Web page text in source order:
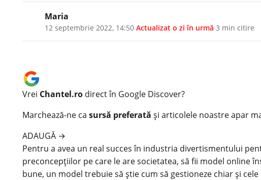
Maria
12 septembrie 2022, 14:50 Actualizat o zi în urmă 3 min citire
Vrei Chantel.ro direct în Google Discover?
Marchează-ne ca sursă preferată și articolele noastre apar
ADAUGĂ →
Pentru a avea un real succes în industria divertismentului
preconcepțiilor pe care le are societatea, să fii model online
bune, un model trebuie să știe cum să gestioneze chiar și